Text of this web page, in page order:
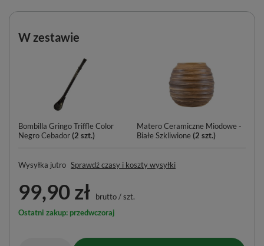
W zestawie
Bombilla Gringo Triffle Color
Negro Cebador(2 szt.)
Matero Ceramiczne Miodowe -
Białe Szkliwione(2 szt.)
Wysyłka jutro Sprawdź czasy i koszty wysyłki
99,90 zł brutto/szt.
Ostatni zakup: przedwczoraj